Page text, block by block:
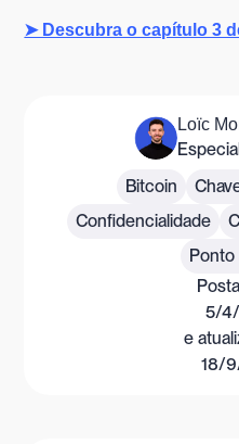
➤ Descubra o capítulo 3
Loïc
Bitcoin
Confidencialidade
Ponto
5/
e
18/